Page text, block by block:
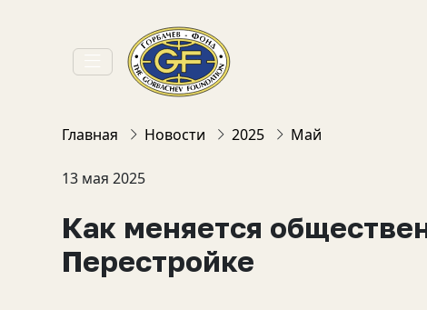
Главная Новости 2025 Май
13 мая 2025
Как меняется
Перестройке